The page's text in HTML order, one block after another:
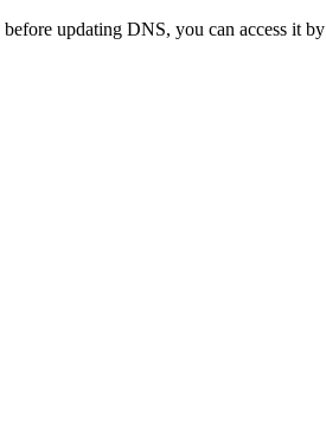
updating DNS, you can access it